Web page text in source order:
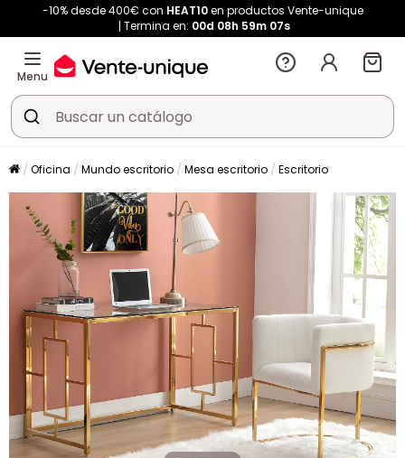
-10% desde 400€ con HEAT10en productos Vente-unique
Termina en: 00d 08h 59m 05s
Menu
Oficina Mundo escritorio Mesa escritorio Escritorio